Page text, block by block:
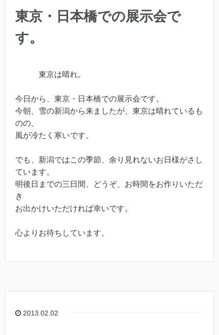
東京・日本橋での展示会で
す。
東京は晴れ。
今日から、東京・日本橋での展示会です。
今朝、雪の新潟から来ましたが、東京は晴れているも
のの、
風が冷たく寒いです。
でも、新潟ではこの季節、余り見れないお日様がさし
ています。
明後日までの三日間、どうぞ、お時間をお作りいただ
き
お出かけいただければ幸いです。
心よりお待ちしています。
2013.02.02